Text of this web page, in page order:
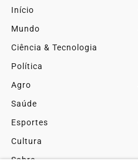
Início
Mundo
Ciência & Tecnologia
Política
Agro
Saúde
Esportes
Cultura